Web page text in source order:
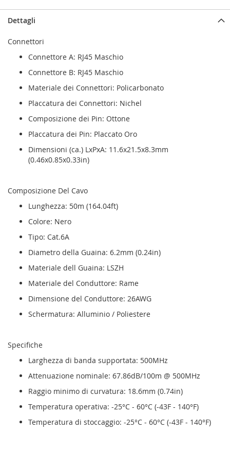
Dettagli
Connettori
Connettore A: RJ45 Maschio
Connettore B: RJ45 Maschio
Materiale dei Connettori: Policarbonato
Placcatura dei Connettori: Nichel
Composizione dei Pin: Ottone
Placcatura dei Pin: Placcato Oro
Dimensioni (ca.) LxPxA: 11.6x21.5x8.3mm
(0.46x0.85x0.33in)
Composizione Del Cavo
Lunghezza: 50m (164.04ft)
Colore: Nero
Tipo: Cat.6A
Diametro della Guaina: 6.2mm (0.24in)
Materiale dell Guaina: LSZH
Materiale del Conduttore: Rame
Dimensione del Conduttore: 26AWG
Schermatura: Alluminio / Poliestere
Specifiche
Larghezza di banda supportata: 500MHz
Attenuazione nominale: 67.86dB/100m @ 500MHz
Raggio minimo di curvatura: 18.6mm (0.74in)
Temperatura operativa: -25°C - 60°C (-43F - 140°F)
Temperatura di stoccaggio: -25°C - 60°C (-43F - 140°F)